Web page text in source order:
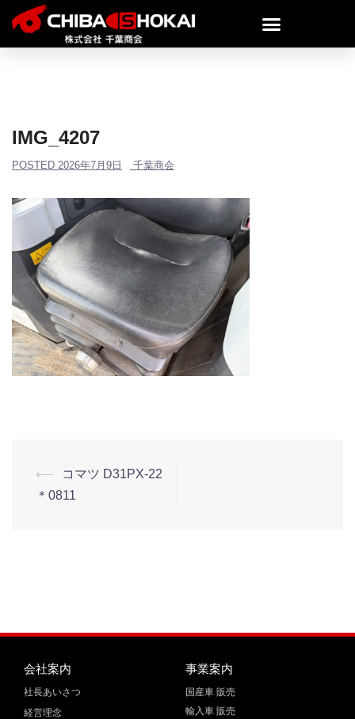
IMG_4207
POSTED 2026年7月9日 千葉商会
⟵
コマツ D31PX-22
＊0811
会社案内
社長あいさつ
経営理念
事業案内
国産車 販売
輸入車 販売